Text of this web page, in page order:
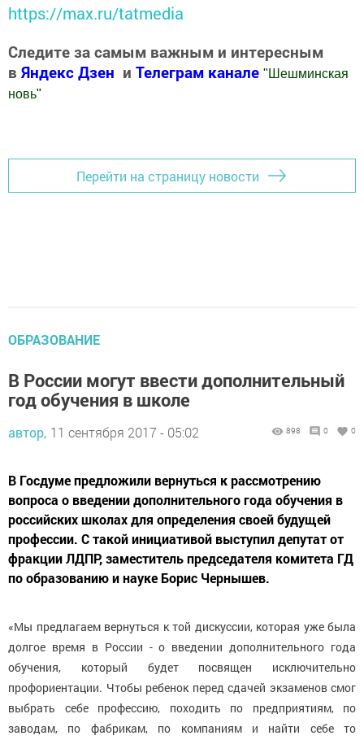
https://max.ru/tatmedia
Следите за самым важным и интересным
в Яндекс Дзен и Телеграм канале " Шешминская
новь"
Перейти на страницу новости
ОБРАЗОВАНИЕ
В России могут ввести дополнительный
год обучения в школе
автор, 11 сентября 2017 - 05:02 898 0 0
В Госдуме предложили вернуться к рассмотрению
вопроса о введении дополнительного года обучения в
российских школах для определения своей будущей
профессии. С такой инициативой выступил депутат от
фракции ЛДПР, заместитель председателя комитета ГД
по образованию и науке Борис Чернышев.
«Мы предлагаем вернуться к той дискуссии, которая уже была
долгое время в России - о введении дополнительного года
обучения, который будет посвящен исключительно
профориентации. Чтобы ребенок перед сдачей экзаменов смог
выбрать себе профессию, походить по предприятиям, по
заводам, по фабрикам, по компаниям и найти себе то